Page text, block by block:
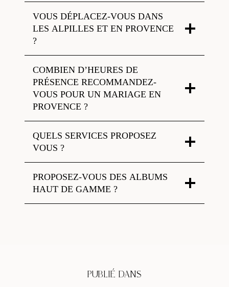
VOUS DÉPLACEZ-VOUS DANS
LES ALPILLES ET EN PROVENCE
?
COMBIEN D’HEURES DE
PRÉSENCE RECOMMANDEZ-
VOUS POUR UN MARIAGE EN
PROVENCE ?
QUELS SERVICES PROPOSEZ
VOUS ?
PROPOSEZ-VOUS DES ALBUMS
HAUT DE GAMME ?
PUBLIÉ DANS